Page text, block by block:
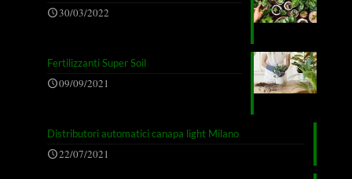
30/03/2022
Fertilizzanti Super Soil
09/09/2021
Distributori automatici canapa light Milano
22/07/2021